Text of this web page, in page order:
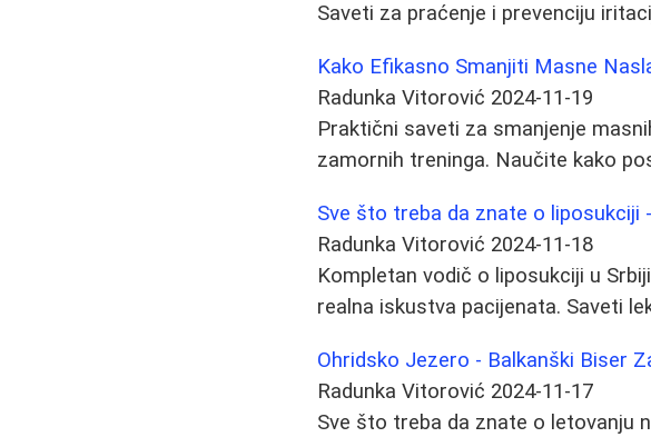
Saveti za praćenje i prevenciju
Kako Efikasno Smanjiti Masne
Radunka Vitorović 2024-11-19
Praktični saveti za smanjenje
zamornih treninga. Naučite kako
Sve što treba da znate o liposukciji
Radunka Vitorović 2024-11-18
Kompletan vodič o liposukciji u
realna iskustva pacijenata. Saveti
Ohridsko Jezero - Balkanški Biser
Radunka Vitorović 2024-11-17
Sve što treba da znate o letovanju